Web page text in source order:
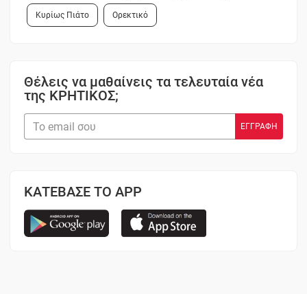
Κυρίως Πιάτο Ορεκτικό
Θέλεις να μαθαίνεις τα τελευταία νέα
της ΚΡΗΤΙΚΟΣ;
ΚΑΤΕΒΑΣΕ ΤΟ APP